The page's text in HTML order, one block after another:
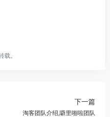
。
下一篇
淘客团队介绍,噼里啪啦团队